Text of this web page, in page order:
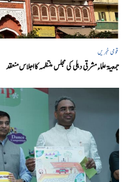
قومی خبریں
جمعیۃ علماء مشرقی دہلی کی مجلس منتظمہ کا اجلاس منعقد